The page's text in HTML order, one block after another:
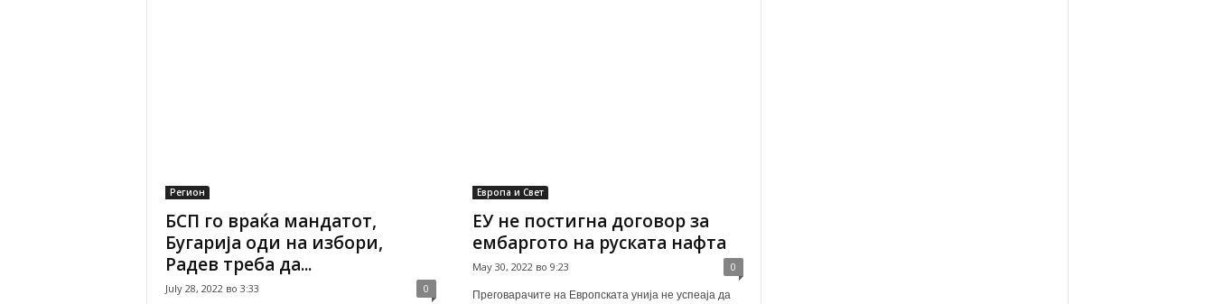
Регион
БСП го враќа мандатот,
Бугарија оди на избори,
Радев треба да...
July 28, 2022 во 3:33 0
Европа и Свет
ЕУ не постигна договор за
ембаргото на руската нафта
May 30, 2022 во 9:23 0
Преговарачите на Европската унија не успеаја да